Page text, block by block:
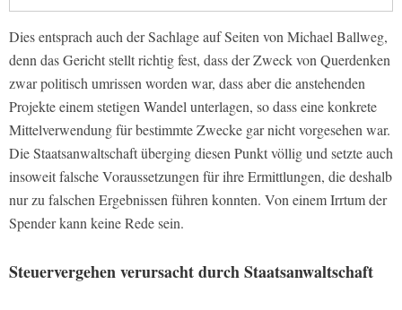
Dies entsprach auch der Sachlage auf Seiten von Michael Ballweg,
denn das Gericht stellt richtig fest, dass der Zweck von Querdenken
zwar politisch umrissen worden war, dass aber die anstehenden
Projekte einem stetigen Wandel unterlagen, so dass eine konkrete
Mittelverwendung für bestimmte Zwecke gar nicht vorgesehen war.
Die Staatsanwaltschaft überging diesen Punkt völlig und setzte auch
insoweit falsche Voraussetzungen für ihre Ermittlungen, die deshalb
nur zu falschen Ergebnissen führen konnten. Von einem Irrtum der
Spender kann keine Rede sein.
Steuervergehen verursacht durch Staatsanwaltschaft